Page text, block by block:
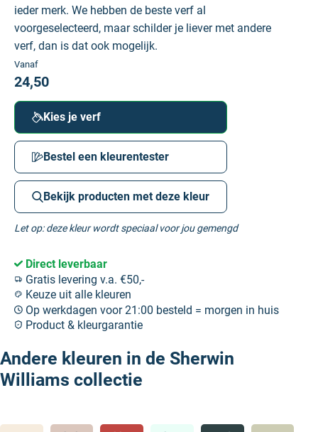
ieder merk. We hebben de beste verf al
voorgeselecteerd, maar schilder je liever met andere
verf, dan is dat ook mogelijk.
Vanaf
24,50
Kies je verf
Bestel een kleurentester
Bekijk producten met deze kleur
Let op: deze kleur wordt speciaal voor jou gemengd
Direct leverbaar
Gratis levering v.a. €50,-
Keuze uit alle kleuren
Op werkdagen voor 21:00 besteld = morgen in huis
Product & kleurgarantie
Andere kleuren in de Sherwin
Williams collectie